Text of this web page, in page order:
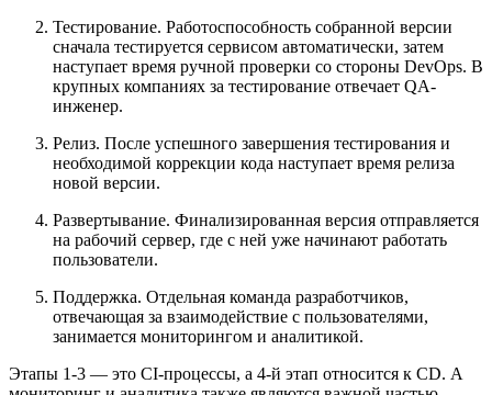
Тестирование. Работоспособность собранной версии
сначала тестируется сервисом автоматически, затем
наступает время ручной проверки со стороны DevOps. В
крупных компаниях за тестирование отвечает QA-
инженер.
Релиз. После успешного завершения тестирования и
необходимой коррекции кода наступает время релиза
новой версии.
Развертывание. Финализированная версия отправляется
на рабочий сервер, где с ней уже начинают работать
пользователи.
Поддержка. Отдельная команда разработчиков,
отвечающая за взаимодействие с пользователями,
занимается мониторингом и аналитикой.
Этапы 1-3 — это CI-процессы, а 4-й этап относится к CD. А